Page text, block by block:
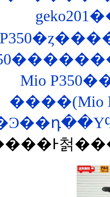
Mio
����(Mio